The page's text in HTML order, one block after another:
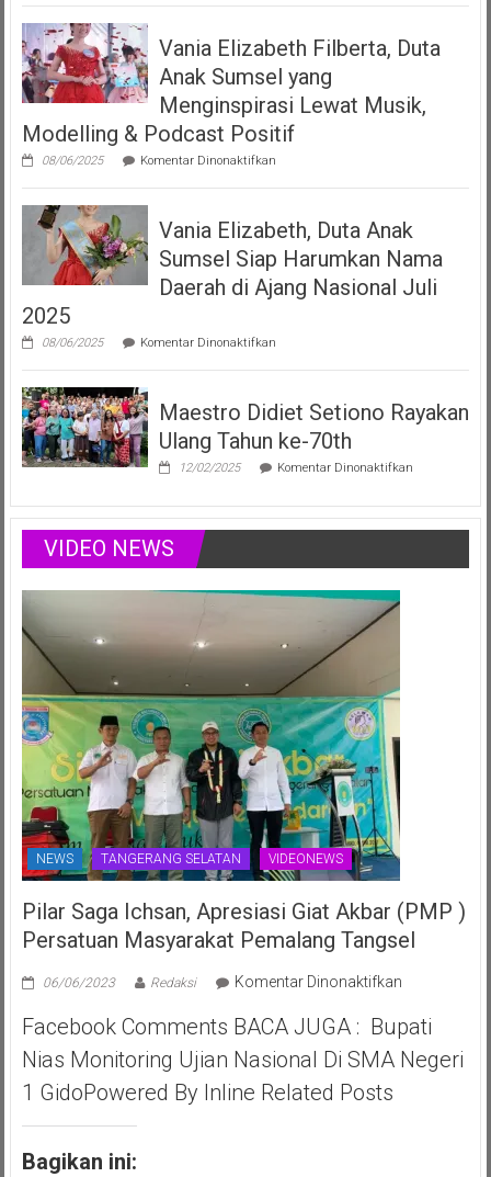
Serahkan
Operasional
Dua
LMK
Produser
Fonogram
Vania Elizabeth Filberta, Duta
Anak Sumsel yang
Menginspirasi Lewat Musik,
Modelling & Podcast Positif
08/06/2025 Komentar Dinonaktifkanpada
Elizabeth
Duta
Sumsel
Menginspirasi
Modelling
Positif
Vania Elizabeth, Duta Anak
Sumsel Siap Harumkan Nama
Daerah di Ajang Nasional Juli
2025
08/06/2025 Komentar Dinonaktifkanpada
Elizabeth,
Anak
Siap
Harumkan
Ajang
Juli
Maestro Didiet Setiono Rayakan
Ulang Tahun ke-70th
12/02/2025 Komentar Dinonaktifkanpada
Setiono
Rayakan
Tahun
VIDEO NEWS
NEWS TANGERANG SELATAN VIDEONEWS
Pilar Saga Ichsan, Apresiasi Giat Akbar (PMP )
Persatuan Masyarakat Pemalang Tangsel
06/06/2023 Redaksi Komentar Dinonaktifkanpada
Saga
Ichsan,
Apresiasi
Facebook Comments BACA JUGA : Bupati
Nias Monitoring Ujian Nasional Di SMA Negeri
1 GidoPowered By Inline Related Posts
Bagikan ini: